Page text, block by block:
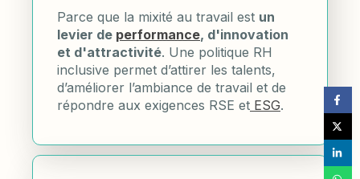
Parce que la mixité au travail est un
levier de performance, d'innovation
et d'attractivité. Une politique RH
inclusive permet d’attirer les talents,
d’améliorer l’ambiance de travail et de
répondre aux exigences RSE et ESG.